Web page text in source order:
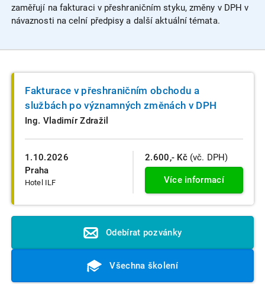
zaměřují na fakturaci v přeshraničním styku, změny v DPH v
návaznosti na celní předpisy a další aktuální témata.
1.10.2026
Praha
Hotel ILF
Fakturace v přeshraničním obchodu a
službách po významných změnách v DPH
Ing. Vladimír Zdražil
2.600,- Kč (vč. DPH)
Více informací
Odebírat pozvánky
Všechna školení